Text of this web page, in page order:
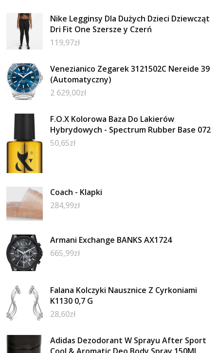
Nike Legginsy Dla Dużych Dzieci Dziewcząt
Dri Fit One Szersze y Czerń
119,97zł
Venezianico Zegarek 3121502C Nereide 39
(Automatyczny)
2 629,00zł
F.O.X Kolorowa Baza Do Lakierów
Hybrydowych - Spectrum Rubber Base 072
50,65zł
Coach - Klapki
284,99zł
Armani Exchange BANKS AX1724
665,99zł
Falana Kolczyki Nausznice Z Cyrkoniami
K1130 0,7 G
28,60zł
Adidas Dezodorant W Sprayu After Sport